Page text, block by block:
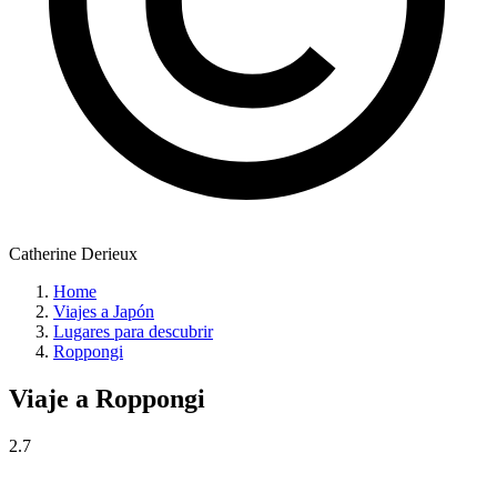
Catherine Derieux
Home
Viajes a Japón
Lugares para descubrir
Roppongi
Viaje a Roppongi
2.7